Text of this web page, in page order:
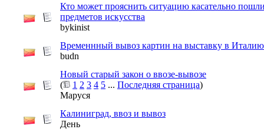
Кто может прояснить ситуацию касательно
предметов искусства
bykinist
Временнный вывоз картин на выставку в Италию
budn
Новый старый закон о ввозе-вывозе
(
1 2 3 4 5 ... Последняя страница)
Маруся
Калиниград, ввоз и вывоз
День